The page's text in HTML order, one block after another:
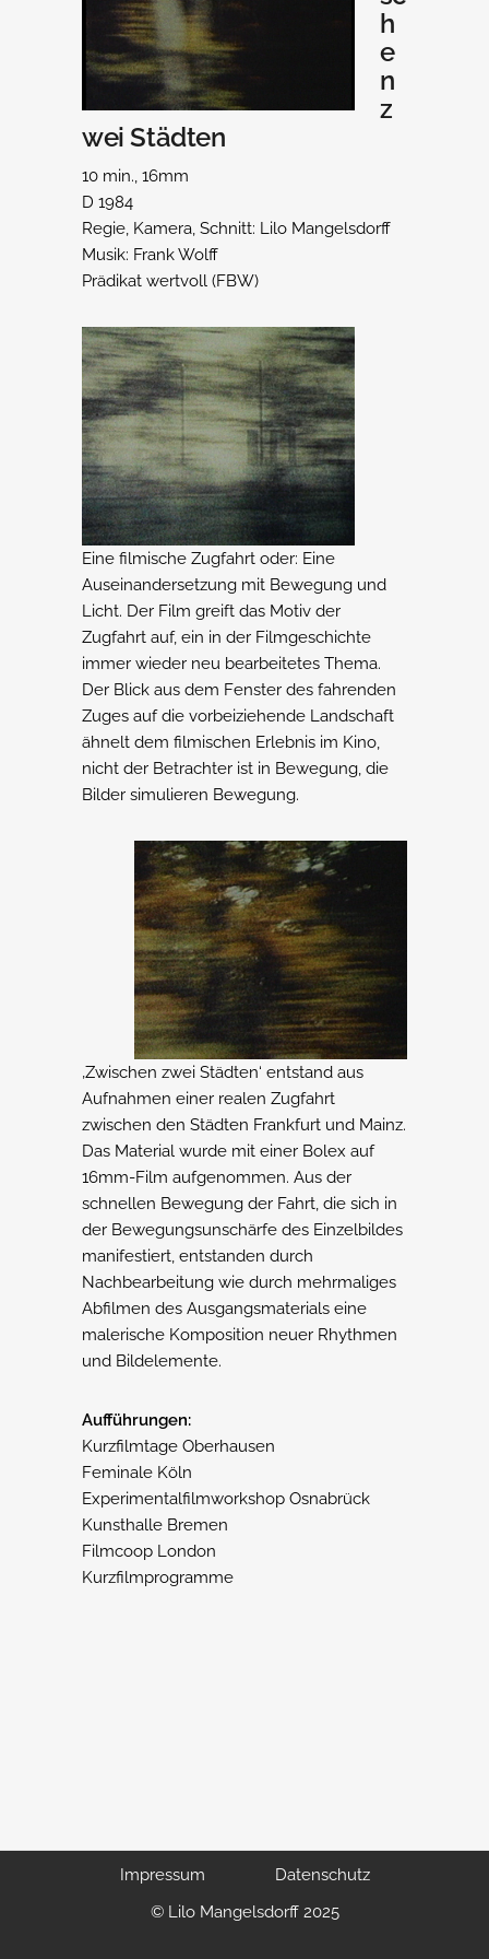
h
e
n
z
wei Städten
10 min., 16mm
D 1984
Regie, Kamera, Schnitt: Lilo Mangelsdorff
Musik: Frank Wolff
Prädikat wertvoll (FBW)
Eine filmische Zugfahrt oder: Eine
Auseinandersetzung mit Bewegung und
Licht. Der Film greift das Motiv der
Zugfahrt auf, ein in der Filmgeschichte
immer wieder neu bearbeitetes Thema.
Der Blick aus dem Fenster des fahrenden
Zuges auf die vorbeiziehende Landschaft
ähnelt dem filmischen Erlebnis im Kino,
nicht der Betrachter ist in Bewegung, die
Bilder simulieren Bewegung.
‚Zwischen zwei Städten‘ entstand aus
Aufnahmen einer realen Zugfahrt
zwischen den Städten Frankfurt und Mainz.
Das Material wurde mit einer Bolex auf
16mm-Film aufgenommen. Aus der
schnellen Bewegung der Fahrt, die sich in
der Bewegungsunschärfe des Einzelbildes
manifestiert, entstanden durch
Nachbearbeitung wie durch mehrmaliges
Abfilmen des Ausgangsmaterials eine
malerische Komposition neuer Rhythmen
und Bildelemente.
Aufführungen:
Kurzfilmtage Oberhausen
Feminale Köln
Experimentalfilmworkshop Osnabrück
Kunsthalle Bremen
Filmcoop London
Kurzfilmprogramme
Impressum
Datenschutz
© Lilo Mangelsdorff 2025